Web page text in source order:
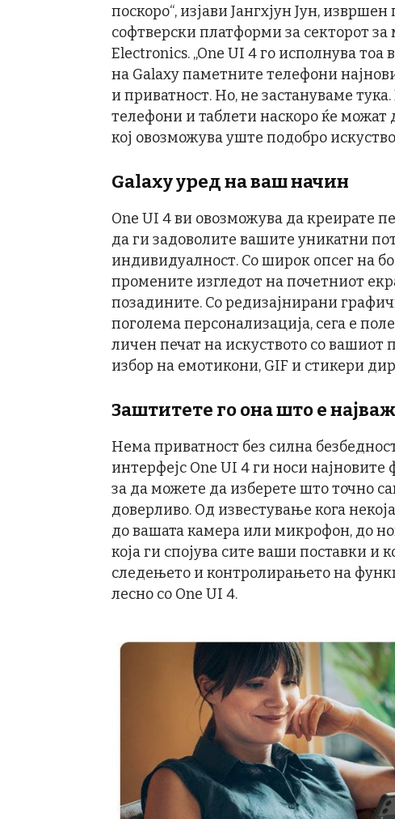
поскоро“, изјави Јангхјун Јун,
софтверски платформи за секторот
Electronics. „One UI 4 го исполнува
на Galaxy паметните телефони
и приватност. Но, не застануваме
телефони и таблети наскоро ќе можат
кој овозможува уште подобро
Galaxyуред на ваш начин
One UI 4 ви овозможува да креирате
да ги задоволите вашите уникатни
индивидуалност. Со широк опсег на
промените изгледот на почетниот
позадините. Со редизајнирани
поголема персонализација, сега е
личен печат на искуството со
избор на емотикони, GIF и стикери
Заштитете го она што е
Нема приватност без силна
интерфејс One UI 4 ги носи
за да можете да изберете што точно
доверливо. Од известување кога
до вашата камера или микрофон, до
која ги спојува сите ваши поставки
следењето и контролирањето на
лесно со One UI 4.